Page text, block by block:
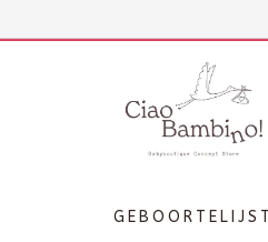
GEBOORTELIJST